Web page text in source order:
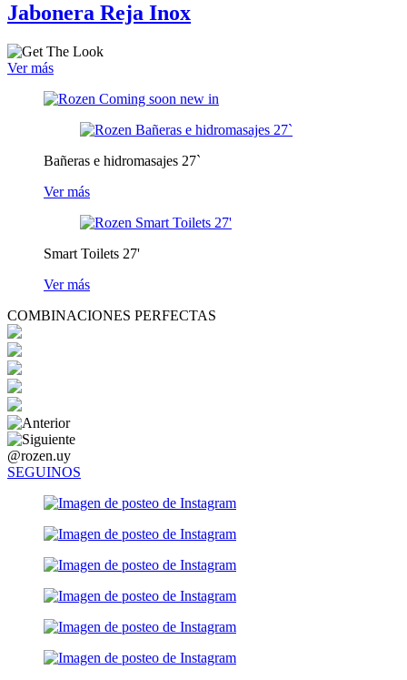
Jabonera Reja Inox
Ver más
Bañeras e hidromasajes 27`
Ver más
Smart Toilets 27'
Ver más
COMBINACIONES PERFECTAS
@rozen.uy
SEGUINOS